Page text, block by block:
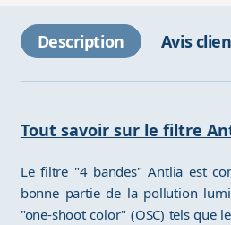
Description Avis
Tout savoir sur le filtre
Le filtre "4 bandes" Antlia est
bonne partie de la pollution
"one-shoot color" (OSC) tels que